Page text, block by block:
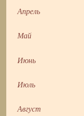
Апрель
Май
Июнь
Июль
Август